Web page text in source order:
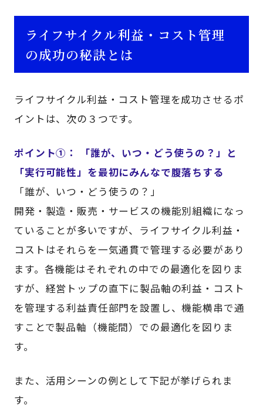
ライフサイクル利益・コスト管理
の成功の秘訣とは
ライフサイクル利益・コスト管理を成功させるポ
イントは、次の３つです。
ポイント①： 「誰が、いつ・どう使うの？」と
「実行可能性」を最初にみんなで腹落ちする
「誰が、いつ・どう使うの？」
開発・製造・販売・サービスの機能別組織になっ
ていることが多いですが、ライフサイクル利益・
コストはそれらを一気通貫で管理する必要があり
ます。各機能はそれぞれの中での最適化を図りま
すが、経営トップの直下に製品軸の利益・コスト
を管理する利益責任部門を設置し、機能横串で通
すことで製品軸（機能間）での最適化を図りま
す。
また、活用シーンの例として下記が挙げられま
す。